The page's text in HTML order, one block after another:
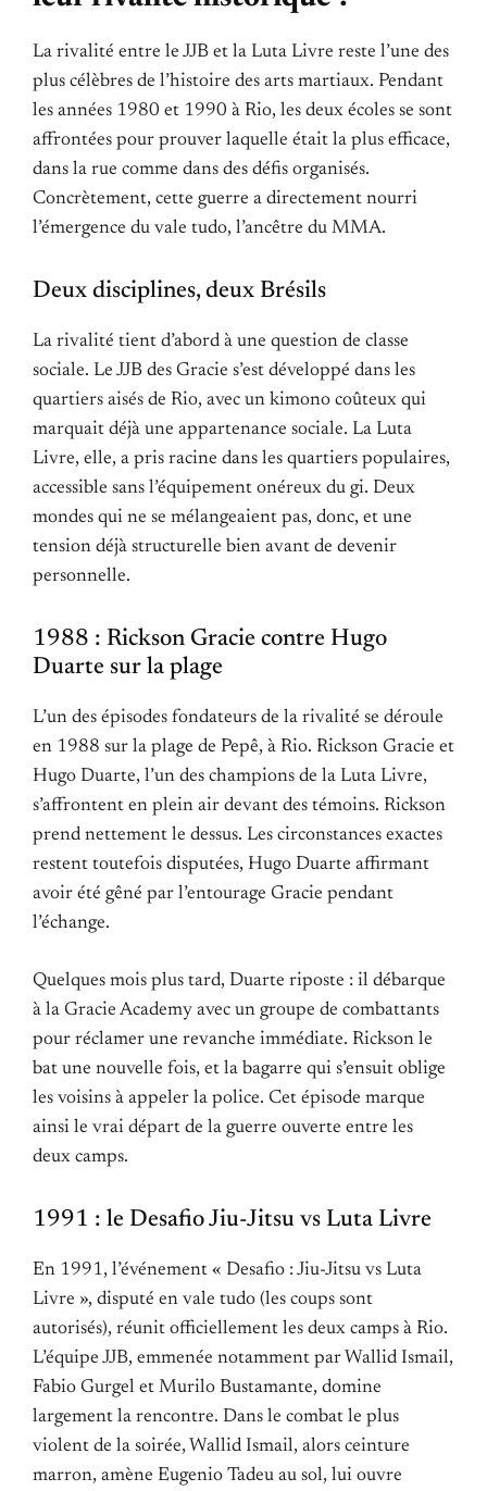
La rivalité entre le JJB et la Luta Livre reste l’une des
plus célèbres de l’histoire des arts martiaux. Pendant
les années 1980 et 1990 à Rio, les deux écoles se sont
affrontées pour prouver laquelle était la plus efficace,
dans la rue comme dans des défis organisés.
Concrètement, cette guerre a directement nourri
l’émergence du vale tudo, l’ancêtre du MMA.
Deux disciplines, deux Brésils
La rivalité tient d’abord à une question de classe
sociale. Le JJB des Gracie s’est développé dans les
quartiers aisés de Rio, avec un kimono coûteux qui
marquait déjà une appartenance sociale. La Luta
Livre, elle, a pris racine dans les quartiers populaires,
accessible sans l’équipement onéreux du gi. Deux
mondes qui ne se mélangeaient pas, donc, et une
tension déjà structurelle bien avant de devenir
personnelle.
1988 : Rickson Gracie contre Hugo
Duarte sur la plage
L’un des épisodes fondateurs de la rivalité se déroule
en 1988 sur la plage de Pepê, à Rio. Rickson Gracie et
Hugo Duarte, l’un des champions de la Luta Livre,
s’affrontent en plein air devant des témoins. Rickson
prend nettement le dessus. Les circonstances exactes
restent toutefois disputées, Hugo Duarte affirmant
avoir été gêné par l’entourage Gracie pendant
l’échange.
Quelques mois plus tard, Duarte riposte : il débarque
à la Gracie Academy avec un groupe de combattants
pour réclamer une revanche immédiate. Rickson le
bat une nouvelle fois, et la bagarre qui s’ensuit oblige
les voisins à appeler la police. Cet épisode marque
ainsi le vrai départ de la guerre ouverte entre les
deux camps.
1991 : le Desafio Jiu-Jitsu vs Luta Livre
En 1991, l’événement « Desafio : Jiu-Jitsu vs Luta
Livre », disputé en vale tudo (les coups sont
autorisés), réunit officiellement les deux camps à Rio.
L’équipe JJB, emmenée notamment par Wallid Ismail,
Fabio Gurgel et Murilo Bustamante, domine
largement la rencontre. Dans le combat le plus
violent de la soirée, Wallid Ismail, alors ceinture
marron, amène Eugenio Tadeu au sol, lui ouvre